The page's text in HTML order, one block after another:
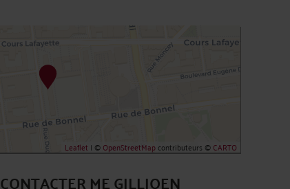
Leaflet | ©OpenStreetMapcontributeurs ©CARTO
CONTACTER ME GILLIOEN